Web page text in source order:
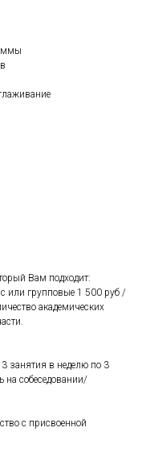
Вам подходит:
или групповые 1 500 руб /
академических
занятия в неделю по 3
на собеседовании/
с присвоенной